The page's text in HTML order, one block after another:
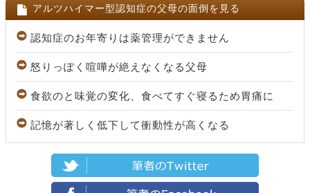
アルツハイマー型認知症の父母の面倒を見る
認知症のお年寄りは薬管理ができません
怒りっぽく喧嘩が絶えなくなる父母
食欲のと味覚の変化、食べてすぐ寝るため胃痛に
記憶が著しく低下して衝動性が高くなる